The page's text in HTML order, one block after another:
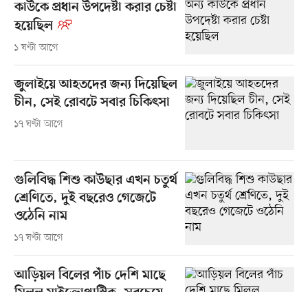
কাউকে প্রধান উপদেষ্টা করার চেষ্টা
হয়েছিল
১ ঘণ্টা আগে
জুলাইয়ে আহতদের জন্য দিয়েছিল
চীন, সেই রোবটে সবার চিকিৎসা
১৭ ঘণ্টা আগে
গুলিবিদ্ধ শিশু কাউছার এখন চতুর্থ
শ্রেণিতে, দুই বছরেও গেজেটে
ওঠেনি নাম
১৭ ঘণ্টা আগে
আড়িয়ল বিলের পাঁচ দেশি মাছে